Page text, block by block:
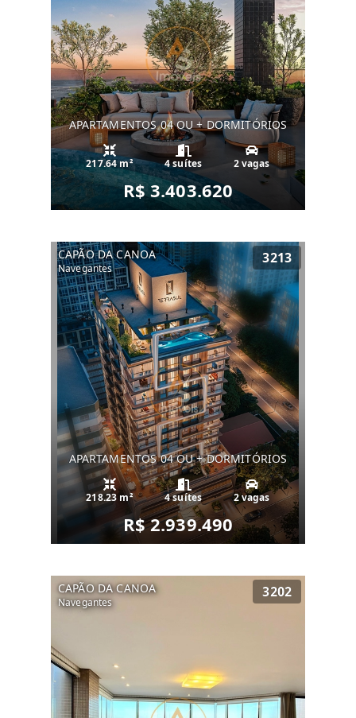
APARTAMENTOS 04 OU + DORMITÓRIOS
217.64 m² 4 suítes 2 vagas
R$ 3.403.620
CAPÃO DA CANOA
Navegantes
3213
APARTAMENTOS 04 OU + DORMITÓRIOS
218.23 m² 4 suítes 2 vagas
R$ 2.939.490
CAPÃO DA CANOA
Navegantes
3202